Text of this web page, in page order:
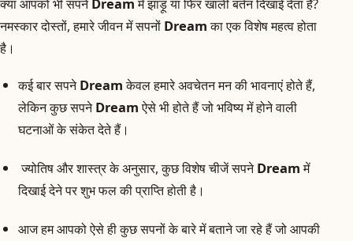
नमस्कार दोस्तों, हमारे जीवन में सपनों Dreamका एक विशेष महत्व होता
है।
कई बार सपनेDreamकेवल हमारे अवचेतन मन की भावनाएं होते हैं,
लेकिन कुछ सपनेDreamऐसे भी होते हैं जो भविष्य में होने वाली
घटनाओं के संकेत देते हैं।
ज्योतिष और शास्त्र के अनुसार, कुछ विशेष चीजें सपनेDreamमें
दिखाई देने पर शुभ फल की प्राप्ति होती है।
आज हम आपको ऐसे ही कुछ सपनों के बारे में बताने जा रहे हैं जो आपकी